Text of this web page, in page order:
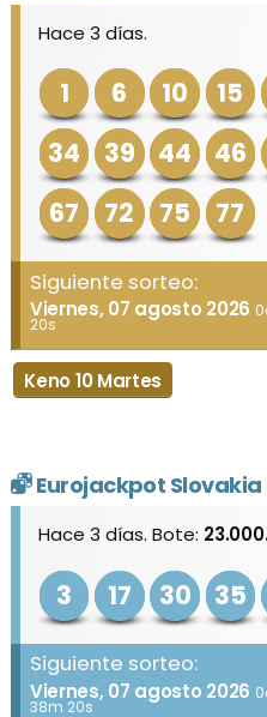
Hace 3 días.
1 6 10 15
34
39 44 46
67
72 75 77
Siguiente sorteo:
Viernes, 07 agosto 2026
20s
Keno 10 Martes
Eurojackpot Slovakia
Hace 3 días. Bote:
3 17 30 35
Siguiente sorteo:
Viernes, 07 agosto 2026
38m 20s